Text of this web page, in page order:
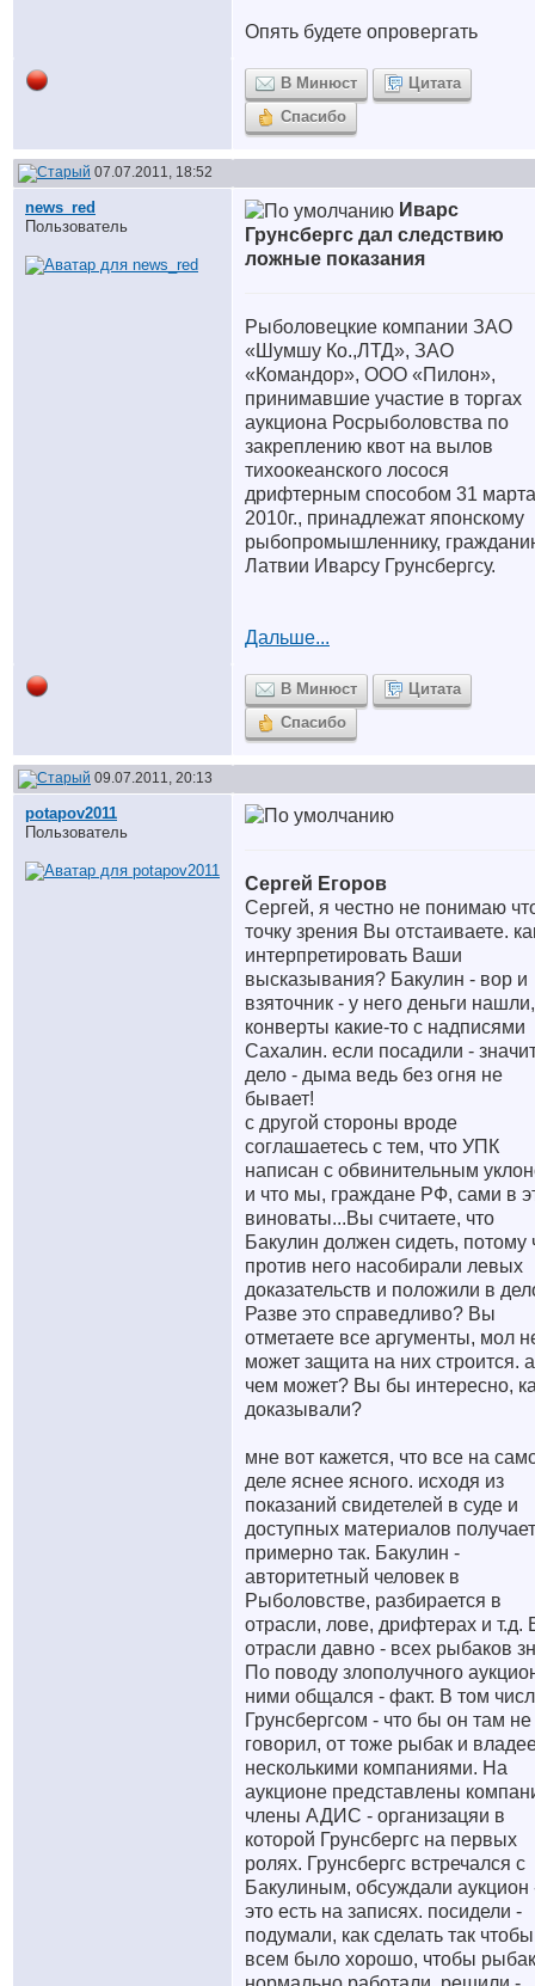
Опять будете опровергать
В Минюст
Цитата
Спасибо
07.07.2011, 18:52
news_red
Пользователь
Иварс
Грунсбергс дал следствию
ложные показания
Рыболовецкие компании ЗАО
«Шумшу Ко.,ЛТД», ЗАО
«Командор», ООО «Пилон»,
принимавшие участие в торгах
аукциона Росрыболовства по
закреплению квот на вылов
тихоокеанского лосося
дрифтерным способом 31 марта
2010г., принадлежат японскому
рыбопромышленнику,
Латвии Иварсу Грунсбергсу.
Дальше...
В Минюст
Цитата
Спасибо
09.07.2011, 20:13
potapov2011
Пользователь
Сергей Егоров
Сергей, я честно не понимаю
точку зрения Вы отстаиваете.
интерпретировать Ваши
высказывания? Бакулин - вор и
взяточник - у него деньги нашли,
конверты какие-то с надписями
Сахалин. если посадили -
дело - дыма ведь без огня не
бывает!
с другой стороны вроде
соглашаетесь с тем, что УПК
написан с обвинительным
и что мы, граждане РФ, сами в
виноваты...Вы считаете, что
Бакулин должен сидеть, потому
против него насобирали левых
доказательств и положили в
Разве это справедливо? Вы
отметаете все аргументы, мол
может защита на них строится.
чем может? Вы бы интересно,
доказывали?
мне вот кажется, что все на
деле яснее ясного. исходя из
показаний свидетелей в суде и
доступных материалов
примерно так. Бакулин -
авторитетный человек в
Рыболовстве, разбирается в
отрасли, лове, дрифтерах и т.д.
отрасли давно - всех рыбаков
По поводу злополучного
ними общался - факт. В том
Грунсбергсом - что бы он там не
говорил, от тоже рыбак и
несколькими компаниями. На
аукционе представлены
члены АДИС - организацяи в
которой Грунсбергс на первых
ролях. Грунсбергс встречался с
Бакулиным, обсуждали аукцион
это есть на записях. посидели -
подумали, как сделать так чтобы
всем было хорошо, чтобы